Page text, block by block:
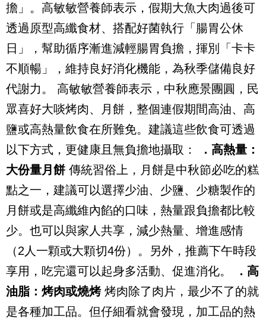
擔」。高敏敏營養師表示，假期大魚大肉過後可
透過原型高纖食材、搭配好菌執行「腸胃公休
日」，幫助循序漸進減輕腸胃負擔，揮別「卡卡
不順暢」，維持良好消化機能，為秋季儲備良好
代謝力。 高敏敏營養師表示，中秋應景團圓，民
眾喜好大啖烤肉、月餅，整個連假期間高油、高
鹽或高熱量飲食在所難免。建議這些飲食可透過
以下方式，更健康且無負擔地攝取：
．高熱量：
大份量月餅 傳統習俗上，月餅是中秋節必吃的糕
點之一，建議可以選擇少油、少鹽、少糖製作的
月餅或是高纖維內餡的口味，熱量跟負擔都比較
少。也可以與家人共享，減少熱量、增進感情
（2人一顆或大顆切4份）。另外，推薦下午時段
享用，吃完還可以起身多活動、促進消化。
．高
油脂：烤肉或燒烤 烤肉除了肉片，最少不了的就
是各種加工品。但仔細看就會發現，加工品的熱